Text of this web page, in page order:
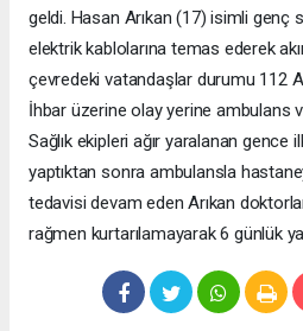
geldi. Hasan Arıkan (17) isimli genç
elektrik kablolarına temas ederek
çevredeki vatandaşlar durumu 112
İhbar üzerine olay yerine ambulans
Sağlık ekipleri ağır yaralanan gence
yaptıktan sonra ambulansla
tedavisi devam eden Arıkan
rağmen kurtarılamayarak 6 günlük